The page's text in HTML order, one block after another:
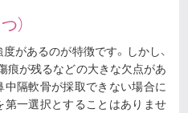
）
があるのが特徴です。しかし、
痕が残るなどの大きな欠点があ
中隔軟骨が採取できない場合に
第一選択とすることはありませ